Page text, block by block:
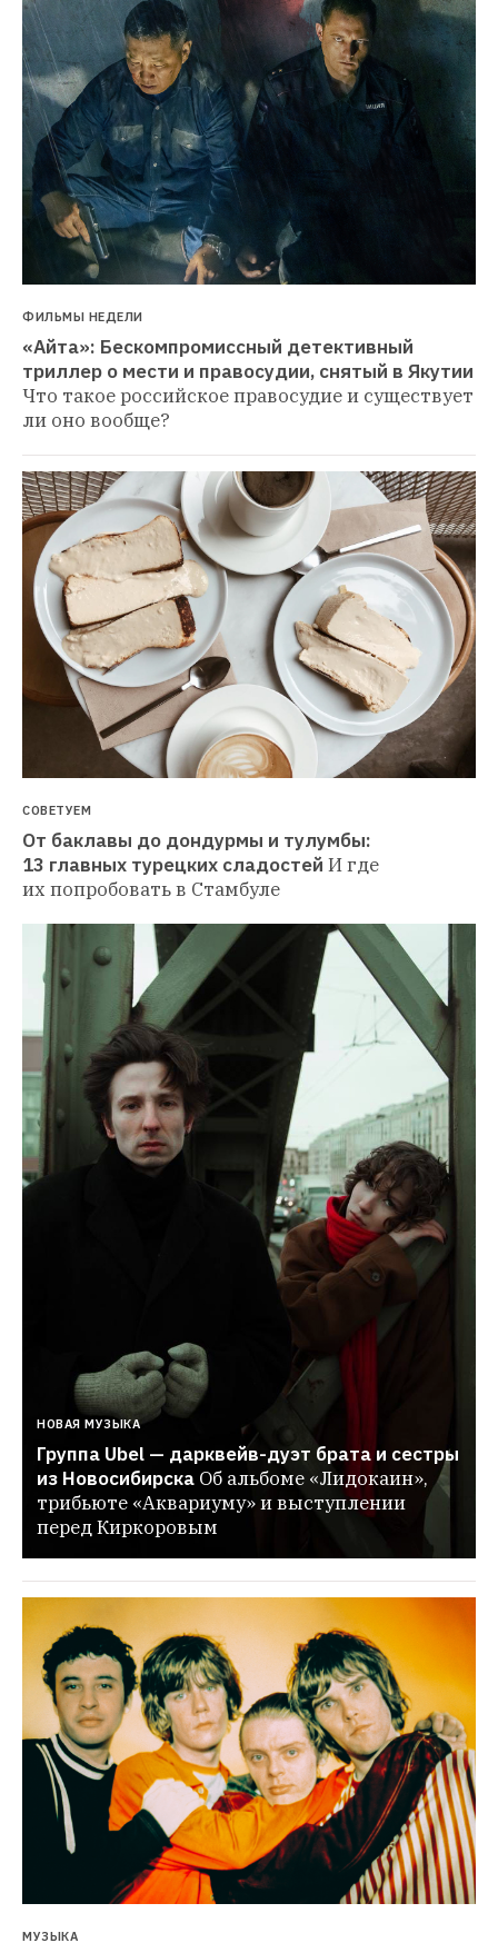
ФИЛЬМЫ НЕДЕЛИ
«Айта»: Бескомпромиссный детективный
триллер о мести и правосудии, снятый в Якутии
Что такое российское правосудие и существует
ли оно вообще?
СОВЕТУЕМ
От баклавы до дондурмы и тулумбы:
13 главных турецких сладостей И где
их попробовать в Стамбуле
НОВАЯ МУЗЫКА
Группа Ubel — дарквейв-дуэт брата и сестры
из Новосибирска Об альбоме «Лидокаин»,
трибьюте «Аквариуму» и выступлении
перед Киркоровым
МУЗЫКА